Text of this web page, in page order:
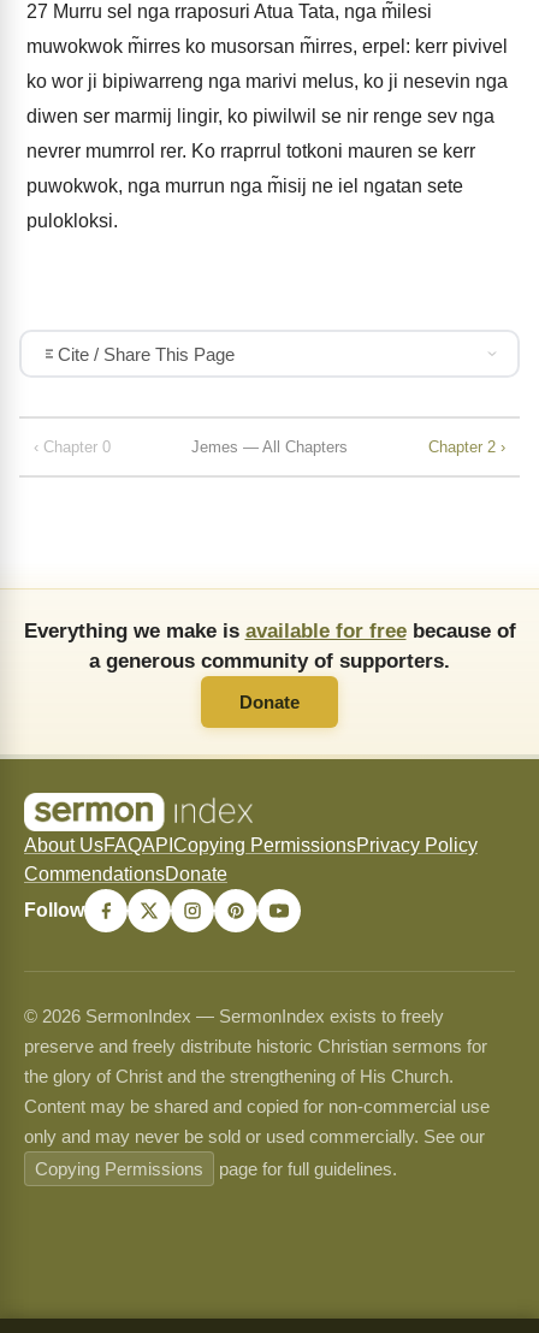
27 Murru sel nga rraposuri Atua Tata, nga m̃ilesi
muwokwok m̃irres ko musorsan m̃irres, erpel: kerr pivivel
ko wor ji bipiwarreng nga marivi melus, ko ji nesevin nga
diwen ser marmij lingir, ko piwilwil se nir renge sev nga
nevrer mumrrol rer. Ko rraprrul totkoni mauren se kerr
puwokwok, nga murrun nga m̃isij ne iel ngatan sete
pulokloksi.
Cite / Share This Page
‹ Chapter 0 Jemes — All Chapters Chapter 2 ›
Everything we make is available for freebecause of
a generous community of supporters.
Donate
About UsFAQAPI Copying PermissionsPrivacy Policy
CommendationsDonate
Follow
© 2026 SermonIndex — SermonIndex exists to freely
preserve and freely distribute historic Christian sermons for
the glory of Christ and the strengthening of His Church.
Content may be shared and copied for non-commercial use
only and may never be sold or used commercially. See our
Copying Permissions
page for full guidelines.